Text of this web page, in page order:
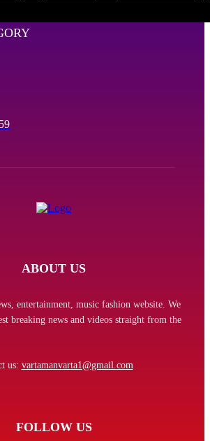
ABOUT US
entertainment, music fashion website. We
breaking news and videos straight from the
us: vartamanvarta1@gmail.com
FOLLOW US